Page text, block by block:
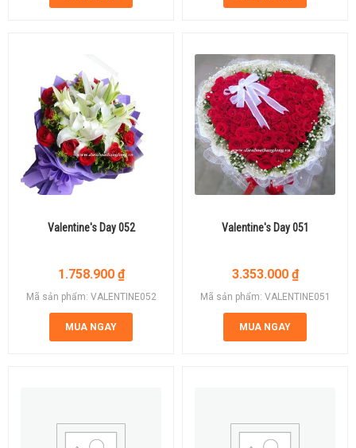
Valentine's Day 052
1.758.900 ₫
Mã sản phẩm: VALENTINE052
MUA NGAY
Valentine's Day 051
3.353.000 ₫
Mã sản phẩm: VALENTINE051
MUA NGAY